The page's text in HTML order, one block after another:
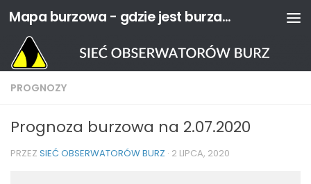
Przejdź do treści Mapa burzowa - gdzie jest burza? | Sieć Obserwatorów Burz
PROGNOZY
Prognoza burzowa na 2.07.2020
PRZEZ SIEĆ OBSERWATORÓW BURZ · 2 LIPCA, 2020